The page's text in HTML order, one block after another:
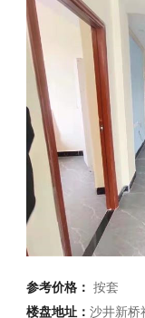
参考价格：按套
楼盘地址：沙井新桥